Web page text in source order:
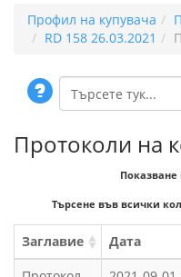
Профил на купувача
RD 158 26.03.2021
Протоколи на
Показване
Търсене във всички
Заглавие Дата